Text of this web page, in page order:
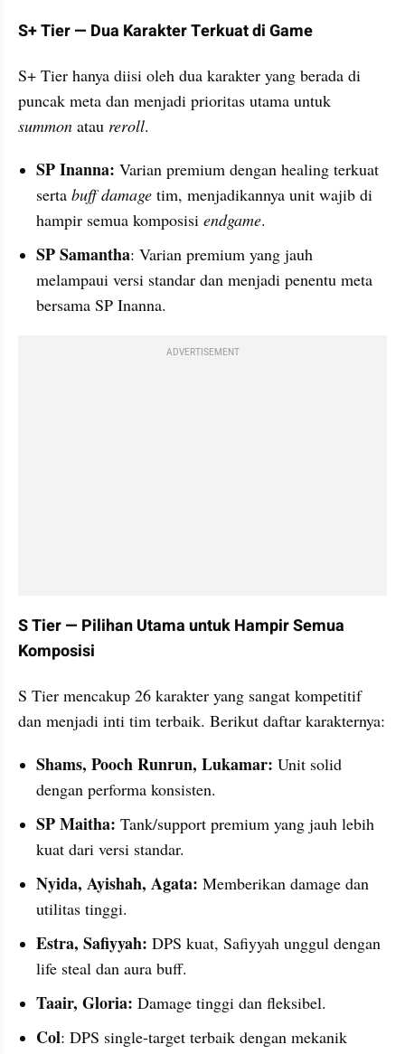
S+ Tier — Dua Karakter Terkuat di Game
S+ Tier hanya diisi oleh dua karakter yang berada di
summon atau reroll.
SP Inanna: Varian premium dengan healing terkuat
serta buff damage tim, menjadikannya unit wajib di
hampir semua komposisi endgame.
SP Samantha: Varian premium yang jauh
melampaui versi standar dan menjadi penentu meta
bersama SP Inanna.
ADVERTISEMENT
S Tier — Pilihan Utama untuk Hampir Semua
Komposisi
S Tier mencakup 26 karakter yang sangat kompetitif
dan menjadi inti tim terbaik. Berikut daftar karakternya:
Shams, Pooch Runrun, Lukamar: Unit solid
dengan performa konsisten.
SP Maitha: Tank/support premium yang jauh lebih
kuat dari versi standar.
Nyida, Ayishah, Agata: Memberikan damage dan
utilitas tinggi.
Estra, Safiyyah: DPS kuat, Safiyyah unggul dengan
life steal dan aura buff.
Taair, Gloria: Damage tinggi dan fleksibel.
Col: DPS single-target terbaik dengan mekanik